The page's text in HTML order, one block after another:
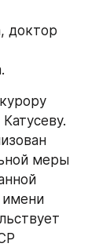
доктор
меры
имени